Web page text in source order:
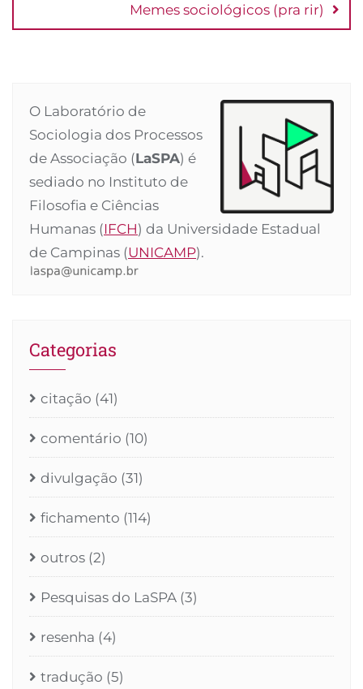
Memes sociológicos (pra rir)
O Laboratório de
Sociologia dos Processos
de Associação (LaSPA) é
sediado no Instituto de
Filosofia e Ciências
Humanas (IFCH) da Universidade Estadual
de Campinas (UNICAMP).
Categorias
citação (41)
comentário (10)
divulgação (31)
fichamento (114)
outros (2)
Pesquisas do LaSPA (3)
resenha (4)
tradução (5)